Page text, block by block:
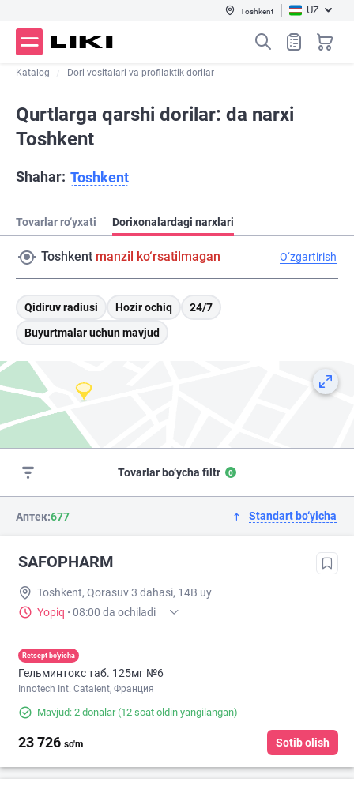
Toshkent UZ
Katalog Dori vositalari va profilaktik dorilar
Qurtlarga qarshi dorilar: da narxi
Toshkent
Shahar: Toshkent
Tovarlar ro‘yxati Dorixonalardagi narxlari
Toshkent manzil ko‘rsatilmagan O‘zgartirish
Qidiruv radiusi Hozir ochiq
24/7
Buyurtmalar uchun mavjud
Tovarlar bo‘ycha filtr 0
Аптек:677 Standart bo‘yicha
SAFOPHARM
Toshkent, Qorasuv 3 dahasi, 14B uy
Yopiq · 08:00 da ochiladi
Retsept bo'yicha
Гельминтокс таб. 125мг №6
Innotech Int. Catalent, Франция
Mavjud: 2 donalar(12 soat oldin yangilangan)
23 726 so'm Sotib olish